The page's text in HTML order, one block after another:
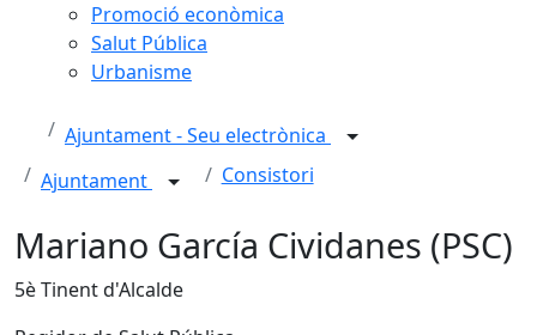
Promoció econòmica
Salut Pública
Urbanisme
Ajuntament - Seu electrònica
Ajuntament
Consistori
Mariano García Cividanes (PSC)
5è Tinent d'Alcalde